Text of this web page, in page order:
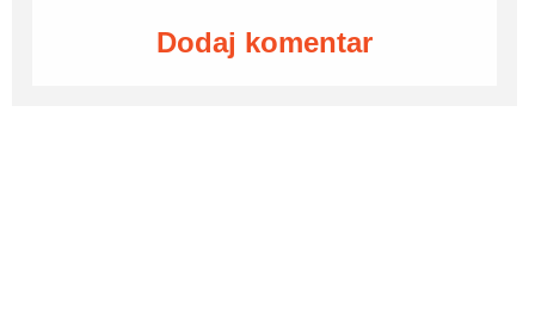
Dodaj komentar